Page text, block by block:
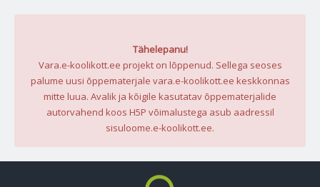
Tähelepanu!
Vara.e-koolikott.ee projekt on lõppenud. Sellega seoses
palume uusi õppematerjale vara.e-koolikott.ee keskkonnas
mitte luua. Avalik ja kõigile kasutatav õppematerjalide
autorvahend koos H5P võimalustega asub aadressil
sisuloome.e-koolikott.ee.